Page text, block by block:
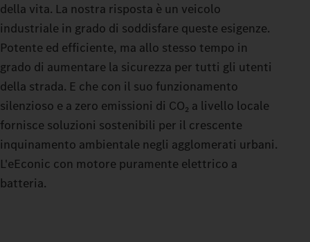
della vita. La nostra risposta è un veicolo
industriale in grado di soddisfare queste esigenze.
Potente ed efficiente, ma allo stesso tempo in
grado di aumentare la sicurezza per tutti gli utenti
della strada. E che con il suo funzionamento
silenzioso e a zero emissioni di CO₂ a livello locale
fornisce soluzioni sostenibili per il crescente
inquinamento ambientale negli agglomerati urbani.
L'eEconic con motore puramente elettrico a
batteria.